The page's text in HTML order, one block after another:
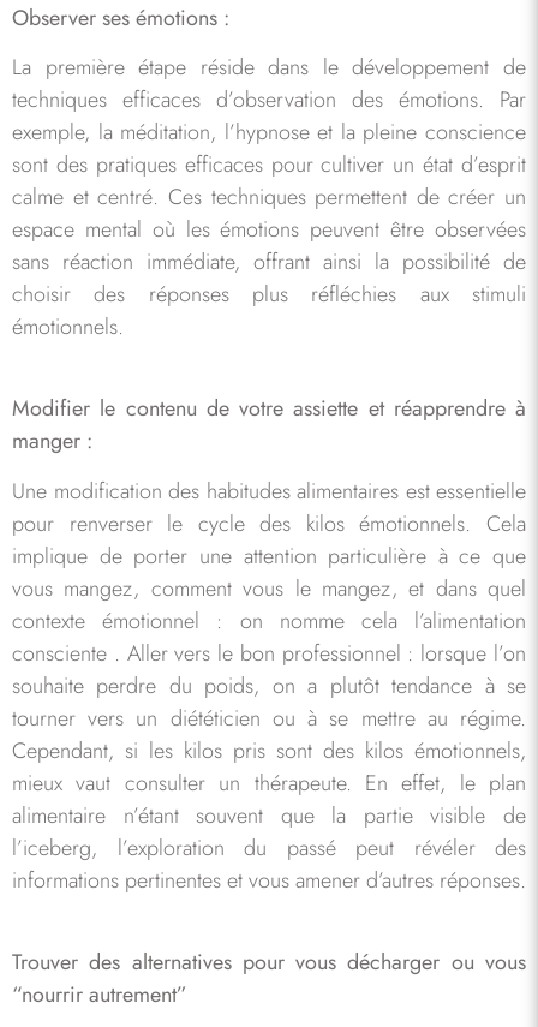
Observer ses émotions :
La première étape réside dans le développement de
techniques efficaces d’observation des émotions. Par
exemple, la méditation, l’hypnose et la pleine conscience
sont des pratiques efficaces pour cultiver un état d’esprit
calme et centré. Ces techniques permettent de créer un
espace mental où les émotions peuvent être observées
sans réaction immédiate, offrant ainsi la possibilité de
choisir des réponses plus réfléchies aux stimuli
émotionnels.
Modifier le contenu de votre assiette et réapprendre à
manger :
Une modification des habitudes alimentaires est essentielle
pour renverser le cycle des kilos émotionnels. Cela
implique de porter une attention particulière à ce que
vous mangez, comment vous le mangez, et dans quel
contexte émotionnel : on nomme cela l’alimentation
consciente . Aller vers le bon professionnel : lorsque l’on
souhaite perdre du poids, on a plutôt tendance à se
tourner vers un diététicien ou à se mettre au régime.
Cependant, si les kilos pris sont des kilos émotionnels,
mieux vaut consulter un thérapeute. En effet, le plan
alimentaire n’étant souvent que la partie visible de
l’iceberg, l’exploration du passé peut révéler des
informations pertinentes et vous amener d’autres réponses.
Trouver des alternatives pour vous décharger ou vous
“nourrir autrement”